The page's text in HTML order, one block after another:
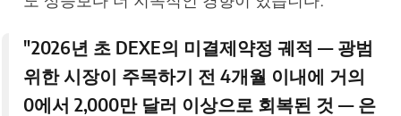
"2026년 초 DEXE의 미결제약정 궤적 — 광범
위한 시장이 주목하기 전 4개월 이내에 거의
0에서 2,000만 달러 이상으로 회복된 것 — 은